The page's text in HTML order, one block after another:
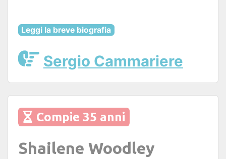
Leggi la breve biografia
Sergio Cammariere
Compie 35 anni
Shailene Woodley